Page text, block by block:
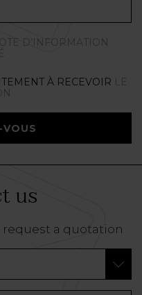
D’INFORMATION
À RECEVOIR LE
VOUS
us
a quotation